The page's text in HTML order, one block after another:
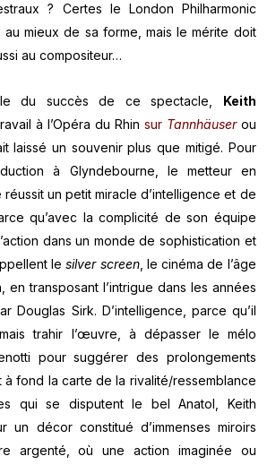
? Certes le London Philharmonic
au mieux de sa forme, mais le mérite doit
au compositeur…
du succès de ce spectacle, Keith
à l’Opéra du Rhin sur Tannhäuserou
laissé un souvenir plus que mitigé. Pour
à Glyndebourne, le metteur en
un petit miracle d’intelligence et de
qu’avec la complicité de son équipe
dans un monde de sophistication et
lesilver screen, le cinéma de l’âge
en transposant l’intrigue dans les années
Douglas Sirk. D’intelligence, parce qu’il
trahir l’œuvre, à dépasser le mélo
pour suggérer des prolongements
à fond la carte de la rivalité/ressemblance
qui se disputent le bel Anatol, Keith
un décor constitué d’immenses miroirs
argenté, où une action imaginée ou